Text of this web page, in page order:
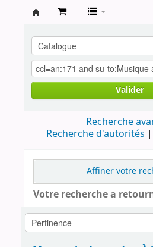
contestataires
Valider
Recherche
Recherche d'autorités
Affiner votre
Votre recherche a